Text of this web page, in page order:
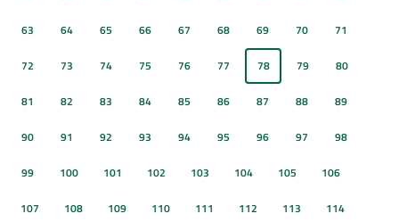
63 64 65 66 67 68 69 70 71
72 73 74 75 76 77 78 79 80
81 82 83 84 85 86 87 88 89
90 91 92 93 94 95 96 97 98
99 100 101 102 103 104 105 106
107 108 109 110 111 112 113 114